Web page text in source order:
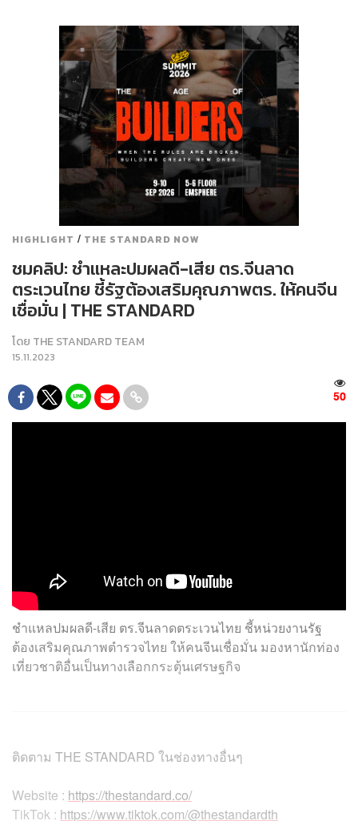
HIGHLIGHT / THE STANDARD NOW
ชมคลิป: ชำแหละปมผลดี-เสีย ตร.จีนลาด
ตระเวนไทย ชี้รัฐต้องเสริมคุณภาพตร. ให้คนจีน
เชื่อมั่น | THE STANDARD
โดย THE STANDARD TEAM
15.11.2023
50
ชำแหลปมผลดี-เสีย ตร.จีนลาดตระเวนไทย ชี้หน่วยงานรัฐ
ต้องเสริมคุณภาพตำรวจไทย ให้คนจีนเชื่อมั่น มองหานักท่อง
เที่ยวชาติอื่นเป็นทางเลือกกระตุ้นเศรษฐกิจ
ติดตาม THE STANDARD ในช่องทางอื่นๆ
Website : https://thestandard.co/
TikTok : https://www.tiktok.com/@thestandardth